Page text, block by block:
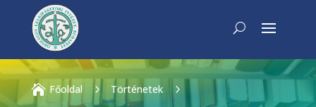
 Főoldal 5 Történetek 5